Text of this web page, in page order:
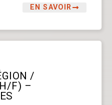
EN SAVOIR
/
F) –